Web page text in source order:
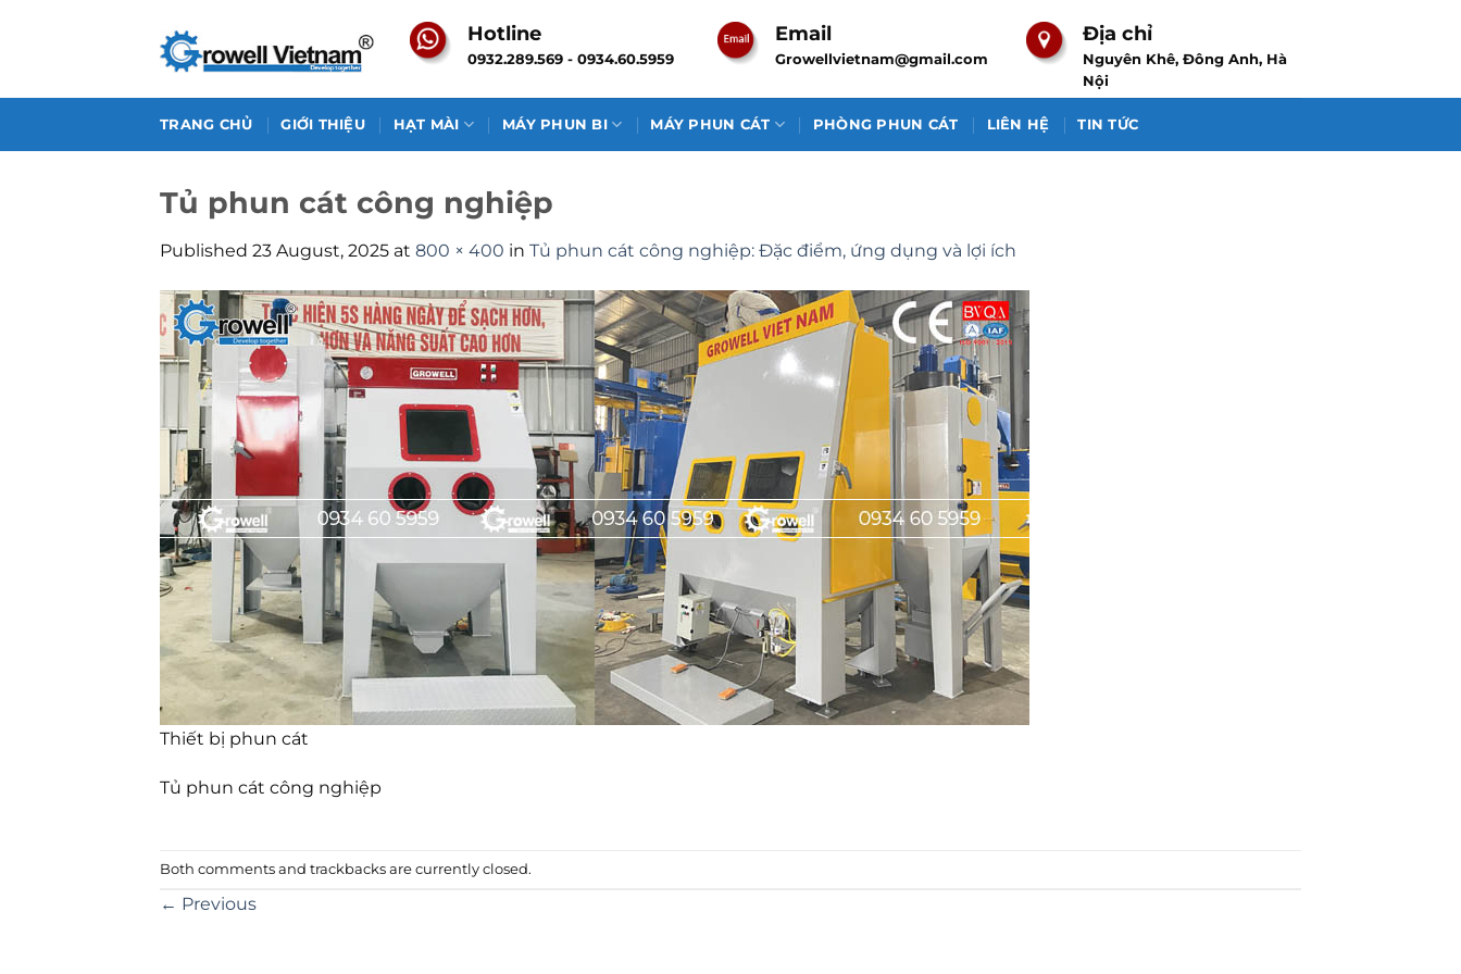
Hotline
0932.289.569 - 0934.60.5959
Email
Growellvietnam@gmail.com
Địa chỉ
Nguyên Khê, Đông Anh, Hà
Nội
TRANG CHỦ GIỚI THIỆU HẠT MÀI MÁY PHUN BI MÁY PHUN CÁT PHÒNG PHUN CÁT LIÊN HỆ TIN TỨC
Tủ phun cát công nghiệp
Published 23 August, 2025 at 800 × 400 in Tủ phun cát công nghiệp: Đặc điểm, ứng dụng và lợi ích
Thiết bị phun cát
Tủ phun cát công nghiệp
Both comments and trackbacks are currently closed.
← Previous